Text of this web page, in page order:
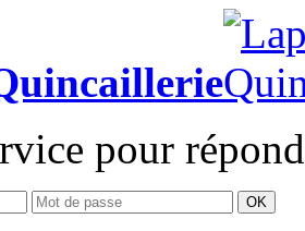
pour
OK